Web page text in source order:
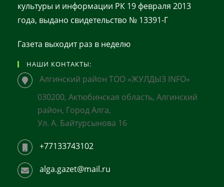
культуры и информации РК 19 февраля 2013
года, выдано свидетельство № 13391-Г
Газета выходит раз в неделю
НАШИ КОНТАКТЫ:
Алгинский район ТОО «ЖУЛДЫЗ INFO»
030200, Актюбинская область, Алгинский
район, Город Алга,
Ул. А. Байтурсынова 16
+77133743102
alga.gazet@mail.ru